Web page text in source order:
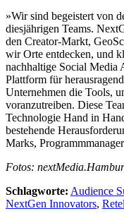
»Wir sind begeistert von
diesjährigen Teams.
den Creator-Markt,
wir Orte entdecken, und
nachhaltige Social Media
Plattform für
Unternehmen die Tools,
voranzutreiben. Diese
Technologie Hand in
bestehende
Marks,
Fotos:
Schlagworte: Audience
NextGen Innovators,